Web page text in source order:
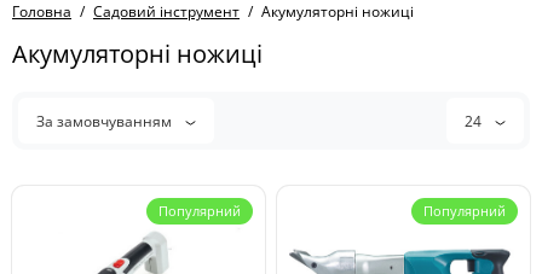
Головна Садовий інструмент Акумуляторні ножиці
Акумуляторні ножиці
За замовчуванням 24
Популярний Популярний